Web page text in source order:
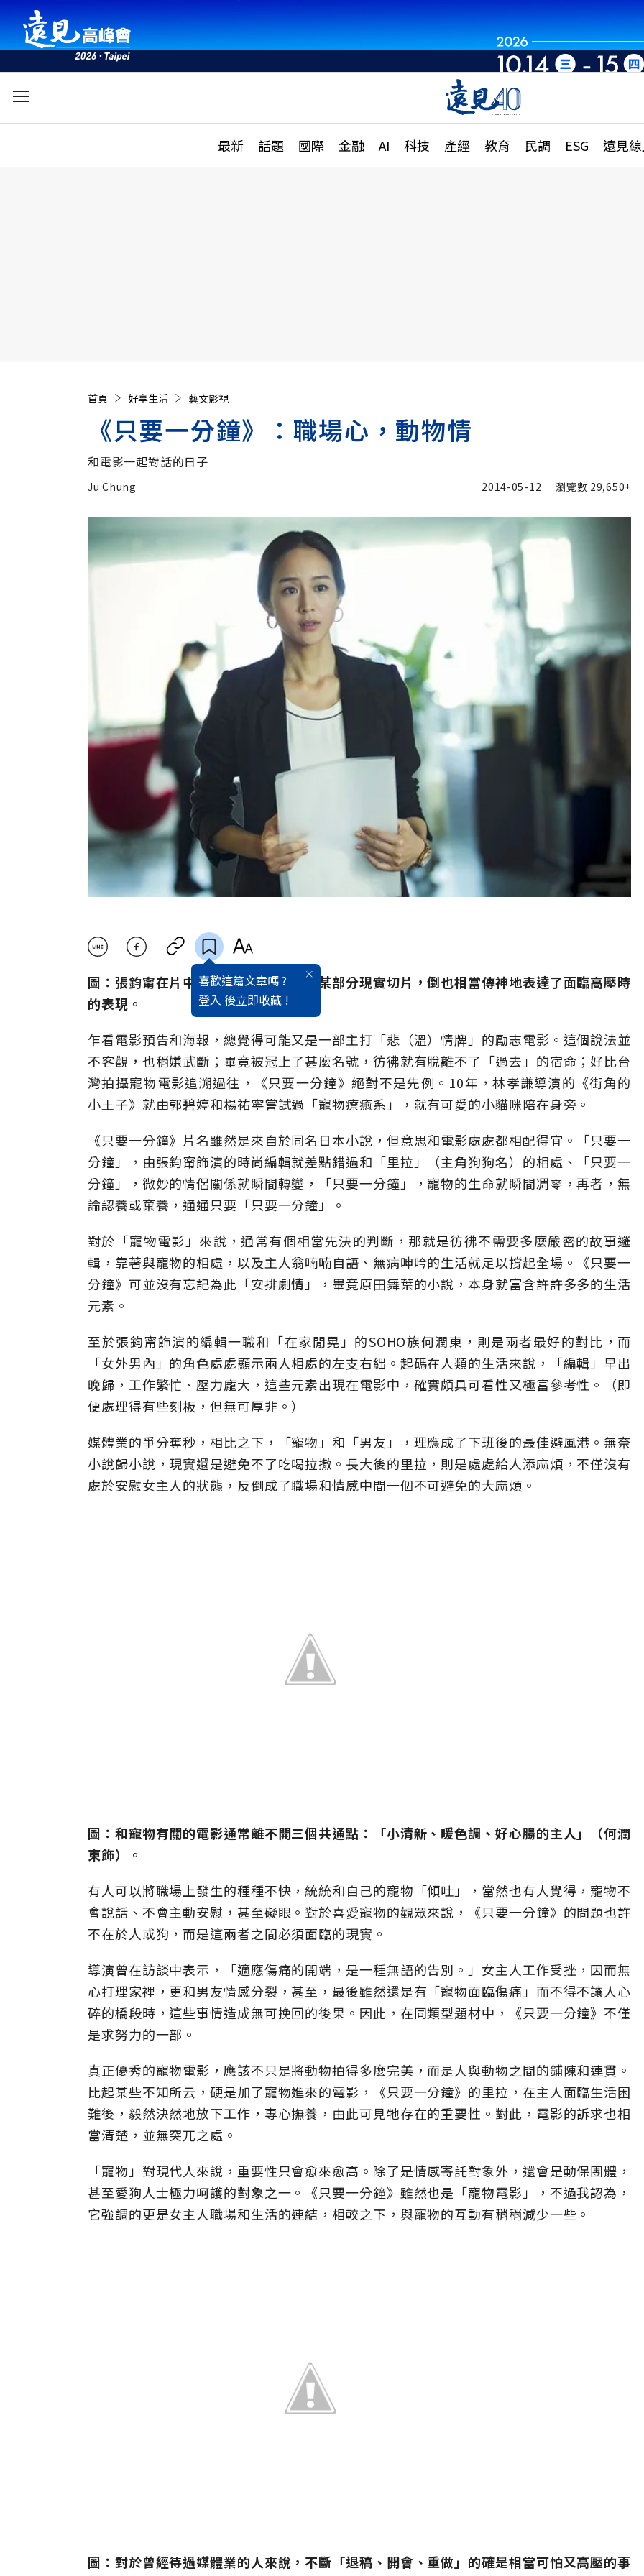
最新 話題 國際 金融 AI 科技 產經 教育 民調 ESG 遠見
活動
話題
國際
特輯
大學升學、職涯攻略
縣市施政調查全解析
首頁 好享生活 藝文影視
《只要一分鐘》：職場心，動物情
和電影一起對話的日子
Ju Chung 2014-05-12 瀏覽數 29,650+
喜歡這篇文章嗎 ?
登入 後立即收藏 !
圖：張鈞甯在片中的編輯一職，呈現出某部分現實切片，倒也相當傳神地表達了面臨高壓時
的表現。
乍看電影預告和海報，總覺得可能又是一部主打「悲（溫）情牌」的勵志電影。這個說法並
不客觀，也稍嫌武斷；畢竟被冠上了甚麼名號，彷彿就有脫離不了「過去」的宿命；好比台
灣拍攝寵物電影追溯過往，《只要一分鐘》絕對不是先例。10年，林孝謙導演的《街角的
小王子》就由郭碧婷和楊祐寧嘗試過「寵物療癒系」，就有可愛的小貓咪陪在身旁。
《只要一分鐘》片名雖然是來自於同名日本小說，但意思和電影處處都相配得宜。「只要一
分鐘」，由張鈞甯飾演的時尚編輯就差點錯過和「里拉」（主角狗狗名）的相處、「只要一
分鐘」，微妙的情侶關係就瞬間轉變，「只要一分鐘」，寵物的生命就瞬間凋零，再者，無
論認養或棄養，通通只要「只要一分鐘」。
對於「寵物電影」來說，通常有個相當先決的判斷，那就是彷彿不需要多麼嚴密的故事邏
輯，靠著與寵物的相處，以及主人翁喃喃自語、無病呻吟的生活就足以撐起全場。《只要一
分鐘》可並沒有忘記為此「安排劇情」，畢竟原田舞葉的小說，本身就富含許許多多的生活
元素。
至於張鈞甯飾演的編輯一職和「在家閒晃」的SOHO族何潤東，則是兩者最好的對比，而
「女外男內」的角色處處顯示兩人相處的左支右絀。起碼在人類的生活來說，「編輯」早出
晚歸，工作繁忙、壓力龐大，這些元素出現在電影中，確實頗具可看性又極富參考性。（即
便處理得有些刻板，但無可厚非。）
媒體業的爭分奪秒，相比之下，「寵物」和「男友」，理應成了下班後的最佳避風港。無奈
小說歸小說，現實還是避免不了吃喝拉撒。長大後的里拉，則是處處給人添麻煩，不僅沒有
處於安慰女主人的狀態，反倒成了職場和情感中間一個不可避免的大麻煩。
圖：和寵物有關的電影通常離不開三個共通點：「小清新、暖色調、好心腸的主人」（何潤
東飾）。
有人可以將職場上發生的種種不快，統統和自己的寵物「傾吐」，當然也有人覺得，寵物不
會說話、不會主動安慰，甚至礙眼。對於喜愛寵物的觀眾來說，《只要一分鐘》的問題也許
不在於人或狗，而是這兩者之間必須面臨的現實。
導演曾在訪談中表示，「適應傷痛的開端，是一種無語的告別。」女主人工作受挫，因而無
心打理家裡，更和男友情感分裂，甚至，最後雖然還是有「寵物面臨傷痛」而不得不讓人心
碎的橋段時，這些事情造成無可挽回的後果。因此，在同類型題材中，《只要一分鐘》不僅
是求努力的一部。
真正優秀的寵物電影，應該不只是將動物拍得多麼完美，而是人與動物之間的鋪陳和連貫。
比起某些不知所云，硬是加了寵物進來的電影，《只要一分鐘》的里拉，在主人面臨生活困
難後，毅然決然地放下工作，專心撫養，由此可見牠存在的重要性。對此，電影的訴求也相
當清楚，並無突兀之處。
「寵物」對現代人來說，重要性只會愈來愈高。除了是情感寄託對象外，還會是動保團體，
甚至愛狗人士極力呵護的對象之一。《只要一分鐘》雖然也是「寵物電影」，不過我認為，
它強調的更是女主人職場和生活的連結，相較之下，與寵物的互動有稍稍減少一些。
圖：對於曾經待過媒體業的人來說，不斷「退稿、開會、重做」的確是相當可怕又高壓的事